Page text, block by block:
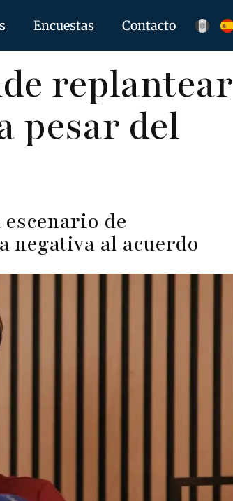
Encuestas Contacto
replantear
pesar del
de
negativa al acuerdo